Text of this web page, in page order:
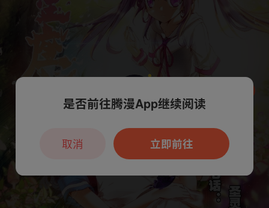
本章节仅支持App阅读，可打开App新用
户7天免费看
是否前往腾漫App继续阅读
立即前往
取消